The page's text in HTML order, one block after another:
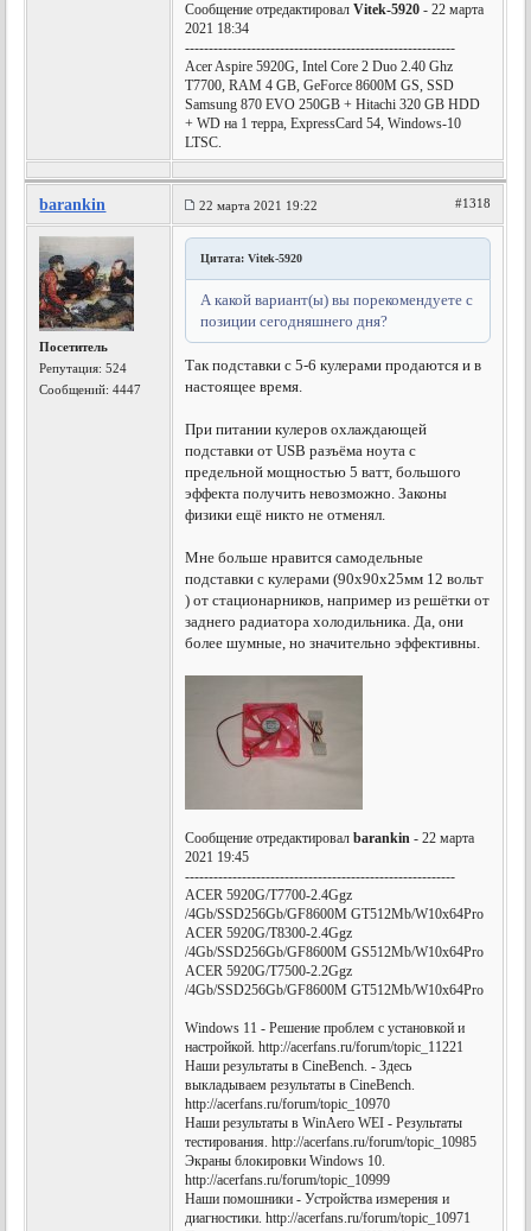
Сообщение отредактировалVitek-5920 - 22 марта
2021 18:34
---------------------------------------------------------
Acer Aspire 5920G, Intel Core 2 Duo 2.40 Ghz
T7700, RAM 4 GB, GeForce 8600M GS, SSD
Samsung 870 EVO 250GB + Hitachi 320 GB HDD
+ WD на 1 терра, ExpressCard 54, Windows-10
LTSC.
barankin 22 марта 2021 19:22 #1318
Посетитель
Репутация:524
Сообщений: 4447
Цитата: Vitek-5920
А какой вариант(ы) вы порекомендуете с
позиции сегодняшнего дня?
Так подставки с 5-6 кулерами продаются и в
настоящее время.
При питании кулеров охлаждающей
подставки от USB разъёма ноута с
предельной мощностью 5 ватт, большого
эффекта получить невозможно. Законы
физики ещё никто не отменял.
Мне больше нравится самодельные
подставки с кулерами (90х90х25мм 12 вольт
) от стационарников, например из решётки от
заднего радиатора холодильника. Да, они
более шумные, но значительно эффективны.
Сообщение отредактировалbarankin - 22 марта
2021 19:45
---------------------------------------------------------
ACER 5920G/T7700-2.4Ggz
/4Gb/SSD256Gb/GF8600M GT512Mb/W10x64Pro
ACER 5920G/T8300-2.4Ggz
/4Gb/SSD256Gb/GF8600M GS512Mb/W10x64Pro
ACER 5920G/T7500-2.2Ggz
/4Gb/SSD256Gb/GF8600M GT512Mb/W10x64Pro
Windows 11 - Решение проблем с установкой и
настройкой. http://acerfans.ru/forum/topic_11221
Наши результаты в CineBench. - Здесь
выкладываем результаты в CineBench.
http://acerfans.ru/forum/topic_10970
Наши результаты в WinAero WEI - Результаты
тестирования. http://acerfans.ru/forum/topic_10985
Экраны блокировки Windows 10.
http://acerfans.ru/forum/topic_10999
Наши помошники - Устройства измерения и
диагностики. http://acerfans.ru/forum/topic_10971